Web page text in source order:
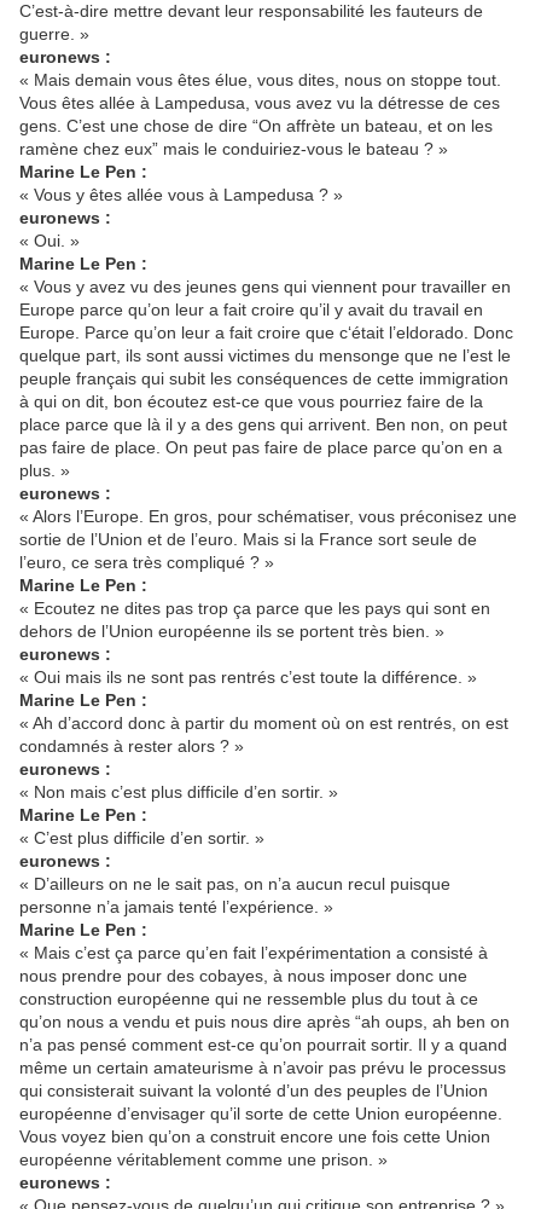
C’est-à-dire mettre devant leur responsabilité les fauteurs de
guerre. »
euronews :
« Mais demain vous êtes élue, vous dites, nous on stoppe tout.
Vous êtes allée à Lampedusa, vous avez vu la détresse de ces
gens. C’est une chose de dire “On affrète un bateau, et on les
ramène chez eux” mais le conduiriez-vous le bateau ? »
Marine Le Pen :
« Vous y êtes allée vous à Lampedusa ? »
euronews :
« Oui. »
Marine Le Pen :
« Vous y avez vu des jeunes gens qui viennent pour travailler en
Europe parce qu’on leur a fait croire qu’il y avait du travail en
Europe. Parce qu’on leur a fait croire que c‘était l’eldorado. Donc
quelque part, ils sont aussi victimes du mensonge que ne l’est le
peuple français qui subit les conséquences de cette immigration
à qui on dit, bon écoutez est-ce que vous pourriez faire de la
place parce que là il y a des gens qui arrivent. Ben non, on peut
pas faire de place. On peut pas faire de place parce qu’on en a
plus. »
euronews :
« Alors l’Europe. En gros, pour schématiser, vous préconisez une
sortie de l’Union et de l’euro. Mais si la France sort seule de
l’euro, ce sera très compliqué ? »
Marine Le Pen :
« Ecoutez ne dites pas trop ça parce que les pays qui sont en
dehors de l’Union européenne ils se portent très bien. »
euronews :
« Oui mais ils ne sont pas rentrés c’est toute la différence. »
Marine Le Pen :
« Ah d’accord donc à partir du moment où on est rentrés, on est
condamnés à rester alors ? »
euronews :
« Non mais c’est plus difficile d’en sortir. »
Marine Le Pen :
« C’est plus difficile d’en sortir. »
euronews :
« D’ailleurs on ne le sait pas, on n’a aucun recul puisque
personne n’a jamais tenté l’expérience. »
Marine Le Pen :
« Mais c’est ça parce qu’en fait l’expérimentation a consisté à
nous prendre pour des cobayes, à nous imposer donc une
construction européenne qui ne ressemble plus du tout à ce
qu’on nous a vendu et puis nous dire après “ah oups, ah ben on
n’a pas pensé comment est-ce qu’on pourrait sortir. Il y a quand
même un certain amateurisme à n’avoir pas prévu le processus
qui consisterait suivant la volonté d’un des peuples de l’Union
européenne d’envisager qu’il sorte de cette Union européenne.
Vous voyez bien qu’on a construit encore une fois cette Union
européenne véritablement comme une prison. »
euronews :